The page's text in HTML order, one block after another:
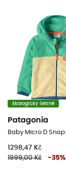
Ekologicky šetrné
Patagonia
1298,47 Kč
1999,00 Kč
-35%